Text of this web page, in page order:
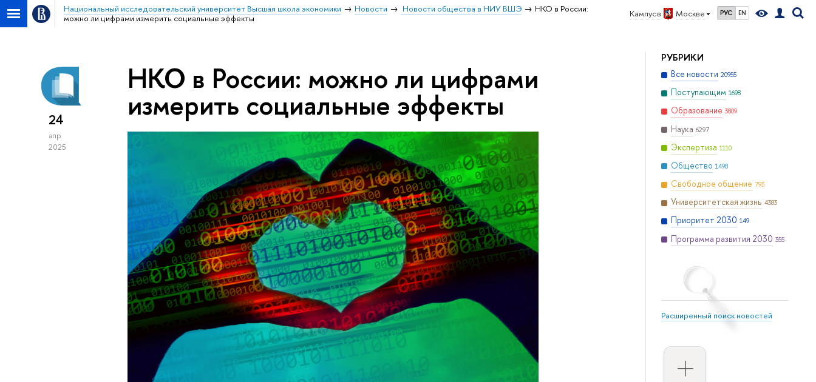
Кампус в Москве РУС EN
Национальный исследовательский университет Высшая школа экономики Новости Новости общества в НИУ ВШЭ
НКО в России:
можно ли цифрами измерить социальные эффекты
РУБРИКИ
Все новости 20955
Поступающим 1698
Образование 3809
Наука 6297
Экспертиза 1110
Общество 1498
Свободное общение 793
Университетская жизнь 4383
Приоритет 2030 149
Программа развития 2030 355
Расширенный поиск новостей
24
апр
2025
НКО в России: можно ли цифрами
измерить социальные эффекты